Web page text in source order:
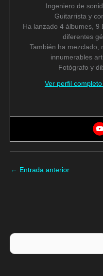
Ingeniero de
Guitarrista y
Ha lanzado 4 álbumes, 9
diferentes
También ha mezclado,
innumerables
Fotógrafo y
Ver perfil
← Entrada anterior
Buscar